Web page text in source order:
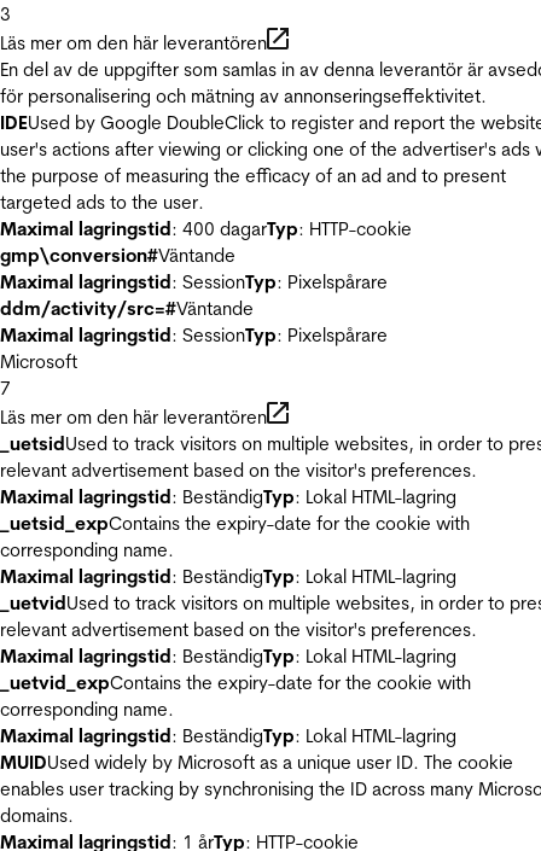
3
Läs mer om den här leverantören
En del av de uppgifter som samlas in av denna leverantör är
för personalisering och mätning av annonseringseffektivitet.
IDEUsed by Google DoubleClick to register and report the
user's actions after viewing or clicking one of the advertiser's ads
the purpose of measuring the efficacy of an ad and to present
targeted ads to the user.
Maximal lagringstid: 400 dagarTyp: HTTP-cookie
gmp\conversion#Väntande
Maximal lagringstid: SessionTyp: Pixelspårare
ddm/activity/src=#Väntande
Maximal lagringstid: SessionTyp: Pixelspårare
Microsoft
7
Läs mer om den här leverantören
_uetsidUsed to track visitors on multiple websites, in order to
relevant advertisement based on the visitor's preferences.
Maximal lagringstid: BeständigTyp: Lokal HTML-lagring
_uetsid_expContains the expiry-date for the cookie with
corresponding name.
Maximal lagringstid: BeständigTyp: Lokal HTML-lagring
_uetvidUsed to track visitors on multiple websites, in order to
relevant advertisement based on the visitor's preferences.
Maximal lagringstid: BeständigTyp: Lokal HTML-lagring
_uetvid_expContains the expiry-date for the cookie with
corresponding name.
Maximal lagringstid: BeständigTyp: Lokal HTML-lagring
MUIDUsed widely by Microsoft as a unique user ID. The cookie
enables user tracking by synchronising the ID across many
domains.
Maximal lagringstid: 1 årTyp: HTTP-cookie